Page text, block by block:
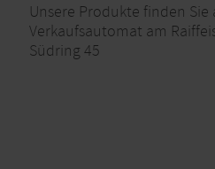
Unsere Produkte finden Sie
Verkaufsautomat am
Südring 45